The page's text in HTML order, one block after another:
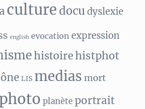
culture docu dyslexie
english evocation expression
histoirehistphot
LIS medias mort
photo planèteportrait